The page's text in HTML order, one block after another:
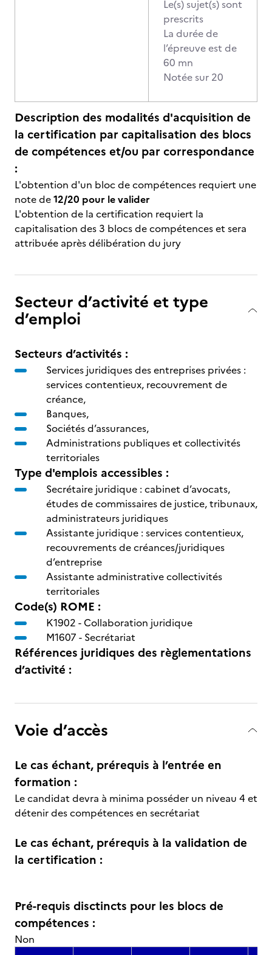
Le(s) sujet(s) sont
prescrits
La durée de
l’épreuve est de
60 mn
Notée sur 20
Description des modalités d'acquisition de
la certification par capitalisation des blocs
de compétences et/ou par correspondance
:
L'obtention d'un bloc de compétences requiert une
note de12/20 pour le valider
L'obtention de la certification requiert la
capitalisation des 3 blocs de compétences et sera
attribuée après délibération du jury
Secteur d’activité et type
d’emploi
Secteurs d’activités :
Services juridiques des entreprises privées :
services contentieux, recouvrement de
créance,
Banques,
Sociétés d’assurances,
Administrations publiques et collectivités
territoriales
Type d'emplois accessibles :
Secrétaire juridique : cabinet d’avocats,
études de commissaires de justice, tribunaux,
administrateurs juridiques
Assistante juridique : services contentieux,
recouvrements de créances/juridiques
d’entreprise
Assistante administrative collectivités
territoriales
Code(s) ROME :
K1902 -Collaboration juridique
M1607 - Secrétariat
Références juridiques des règlementations
d’activité :
Voie d’accès
Le cas échant, prérequis à l’entrée en
formation :
Le candidat devra à minima posséder un niveau 4 et
détenir des compétences en secrétariat
Le cas échant, prérequis à la validation de
la certification :
Pré-requis disctincts pour les blocs de
compétences :
Non